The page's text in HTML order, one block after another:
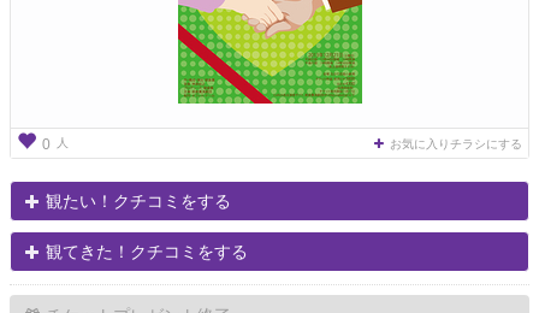
0 人 お気に入りチラシにする
観たい！クチコミをする
観てきた！クチコミをする